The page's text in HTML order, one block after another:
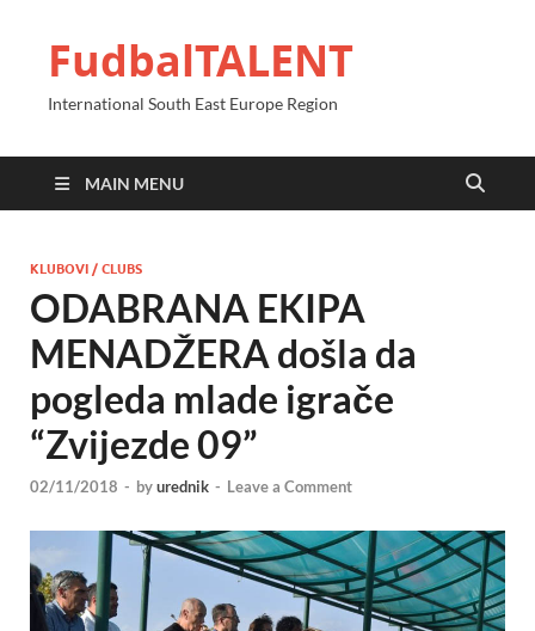
FudbalTALENT
International South East Europe Region
MAIN MENU
KLUBOVI / CLUBS
ODABRANA EKIPA
MENADŽERA došla da
pogleda mlade igrače
“Zvijezde 09”
02/11/2018 - byurednik - Leave a Comment